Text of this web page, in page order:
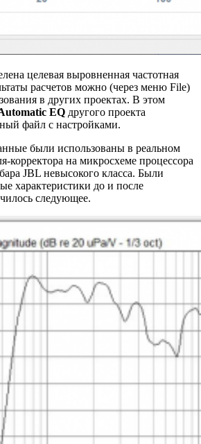
целевая выровненная частотная
расчетов можно (через меню File)
в других проектах. В этом
EQ другого проекта
файл с настройками.
были использованы в реальном
корректора на микросхеме процессора
JBL невысокого класса. Были
характеристики до и после
следующее.